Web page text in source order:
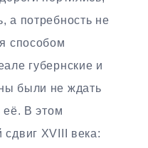
а потребность не
способом
губернские и
были не ждать
её. В этом
XVIII века: